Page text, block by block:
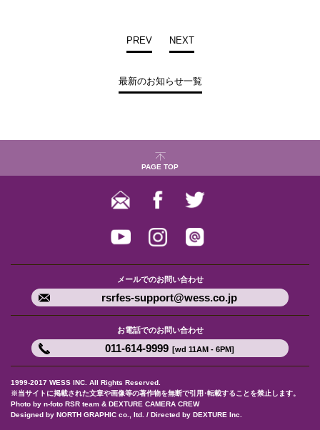
PREV NEXT
最新のお知らせ一覧
PAGE TOP
メールでのお問い合わせ
rsrfes-support@wess.co.jp
お電話でのお問い合わせ
011-614-9999 [wd 11AM - 6PM]
1999-2017 WESS INC. All Rights Reserved.
※当サイトに掲載された文章や画像等の著作物を無断で引用･転載することを禁止します。
Photo by n-foto RSR team & DEXTURE CAMERA CREW
Designed by NORTH GRAPHIC co., ltd. / Directed by DEXTURE Inc.